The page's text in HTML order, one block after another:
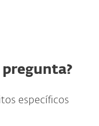
pregunta?
específicos